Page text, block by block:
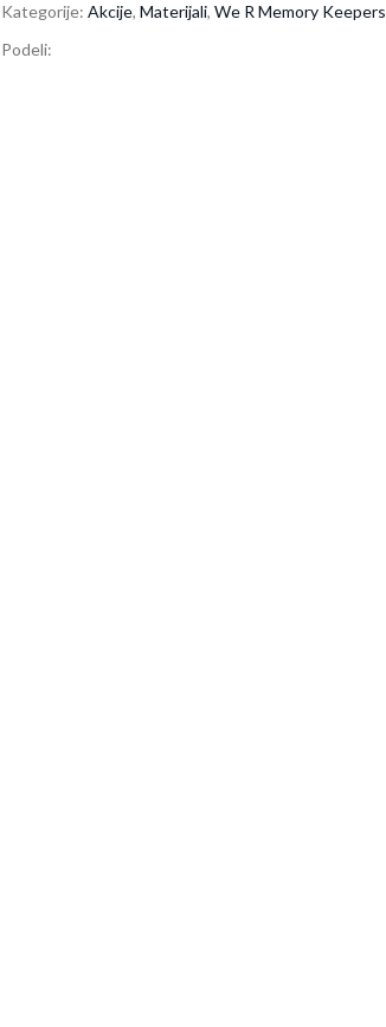
Kategorije: Akcije, Materijali, We R Memory Keepers
Podeli: